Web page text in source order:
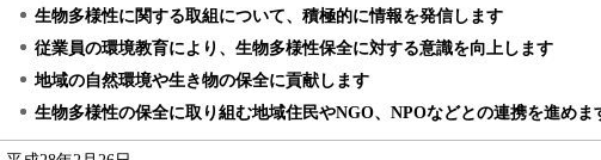
生物多様性に関する取組について、積極的に情報を発信します
従業員の環境教育により、生物多様性保全に対する意識を向上します
地域の自然環境や生き物の保全に貢献します
生物多様性の保全に取り組む地域住民やNGO、NPOなどとの連携を進めま